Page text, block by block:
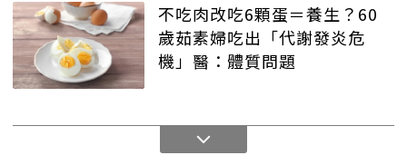
不吃肉改吃6顆蛋＝養生？60
歲茹素婦吃出「代謝發炎危
機」醫：體質問題